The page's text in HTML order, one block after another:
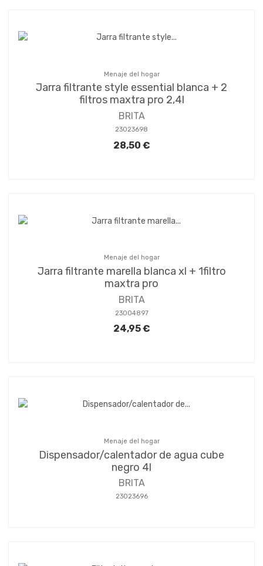
Menaje del hogar
Jarra filtrante style essential blanca + 2
filtros maxtra pro 2,4l
BRITA
23023698
28,50 €
Menaje del hogar
Jarra filtrante marella blanca xl + 1filtro
maxtra pro
BRITA
23004897
24,95 €
Menaje del hogar
Dispensador/calentador de agua cube
negro 4l
BRITA
23023696